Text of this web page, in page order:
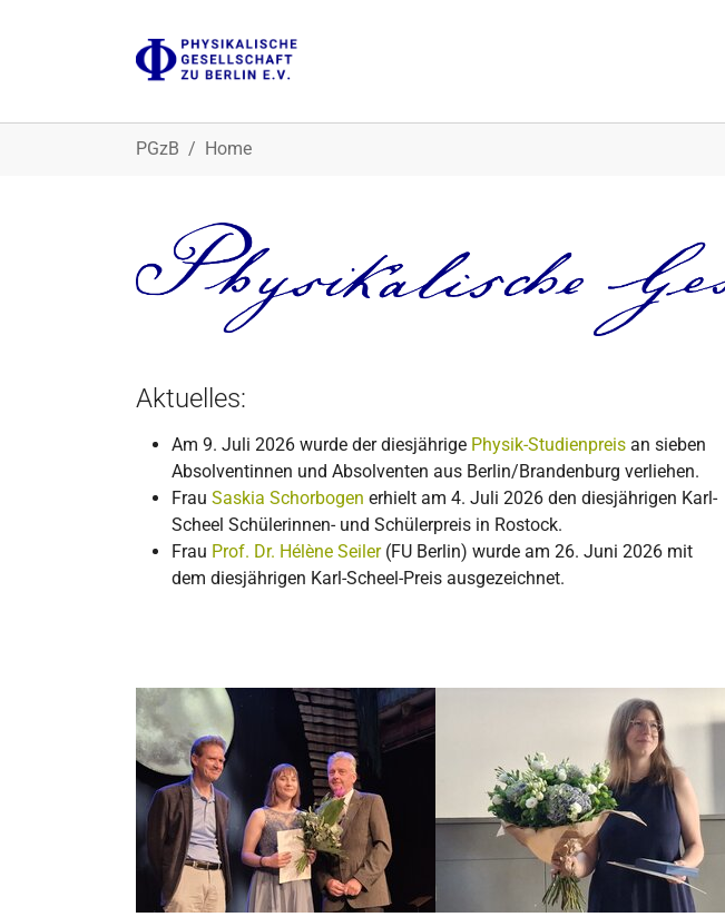
PGzB Home
Aktuelles:
Am 9. Juli 2026 wurde der diesjährige Physik-Studienpreis an sieben
Absolventinnen und Absolventen aus Berlin/Brandenburg verliehen.
Frau Saskia Schorbogen erhielt am 4. Juli 2026 den diesjährigen Karl-
Scheel Schülerinnen- und Schülerpreis in Rostock.
Frau Prof. Dr. Hélène Seiler(FU Berlin) wurde am 26. Juni 2026 mit
dem diesjährigen Karl-Scheel-Preis ausgezeichnet.